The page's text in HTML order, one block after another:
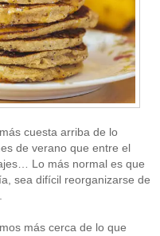
cuesta arriba de lo
de verano que entre el
Lo más normal es que
sea difícil reorganizarse de
más cerca de lo que